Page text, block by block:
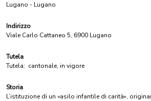
Lugano - Lugano
Indirizzo
Viale Carlo Cattaneo 5, 6900 Lugano
Tutela
Tutela: cantonale, in vigore
Storia
L’istituzione di un «asilo infantile di carità»,